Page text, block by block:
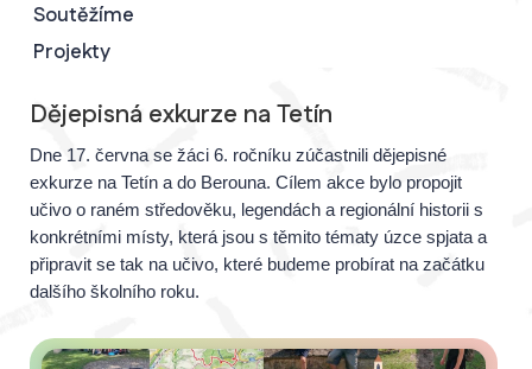
Soutěžíme
Projekty
Dějepisná exkurze na Tetín
Dne 17. června se žáci 6. ročníku zúčastnili dějepisné
exkurze na Tetín a do Berouna. Cílem akce bylo propojit
učivo o raném středověku, legendách a regionální historii s
konkrétními místy, která jsou s těmito tématy úzce spjata a
připravit se tak na učivo, které budeme probírat na začátku
dalšího školního roku.